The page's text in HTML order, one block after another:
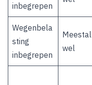
inbegrepen
Wegenbela
sting
inbegrepen
Meestal
wel